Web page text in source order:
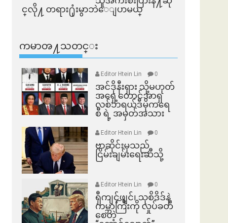
င္​လို႔ တရား႐ုံးမွာဘဲေျပာမယ္​
ကမာၻ႔သတင္း
Editor Htein Lin 0
အင်ဒိုနီးရှား သို့မဟုတ်
အရှေ့တောင်အာရှ
လစ်ဘရယ်ဒီမိုကရေ
စီ ရဲ့ အမှတ်အသား
Editor Htein Lin 0
ဗာဆိုင်းမှသည်
ငြိမ်းချမ်းရေးဆီသို့
Editor Htein Lin 0
ရှီကျင့်ဖျင်၊ သုစိဒိဒ်နဲ့
ကမ္ဘာကြီးကို လှုပ်ခတ်
စေတဲ့